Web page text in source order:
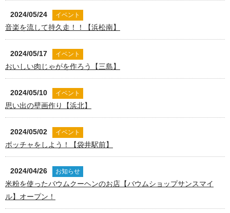
2024/05/24 イベント
音楽を流して持久走！！【浜松南】
2024/05/17 イベント
おいしい肉じゃがを作ろう【三島】
2024/05/10 イベント
思い出の壁画作り【浜北】
2024/05/02 イベント
ボッチャをしよう！【袋井駅前】
2024/04/26 お知らせ
米粉を使ったバウムクーヘンのお店【バウムショップサンスマイ
ル】オープン！